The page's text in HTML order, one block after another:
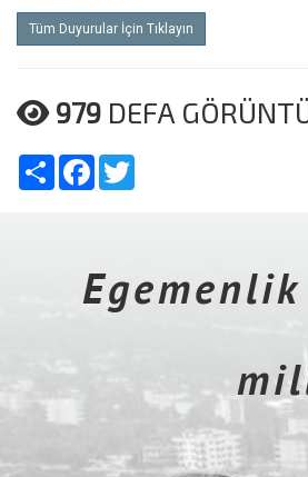
Tüm Duyurular İçin Tıklayın
979 DEFA
Share Facebook
Egemenlik